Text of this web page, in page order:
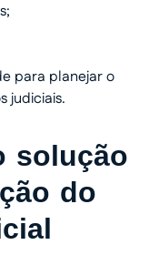
para planejar o
judiciais.
solução
do